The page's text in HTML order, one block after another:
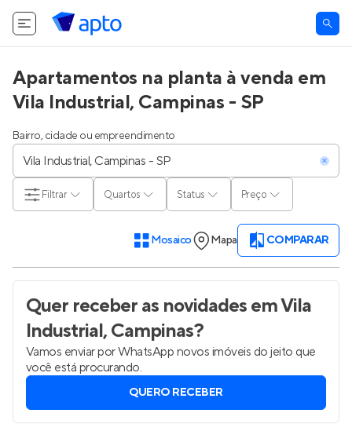
Apartamentos na planta à venda em
Vila Industrial, Campinas - SP
Bairro, cidade ou empreendimento
Quartos Status Preço
Filtrar
Mosaico Mapa COMPARAR
Quer receber as novidadesem Vila
Industrial, Campinas?
Vamos enviar por WhatsApp novos imóveis do jeito que
você está procurando.
QUERO RECEBER